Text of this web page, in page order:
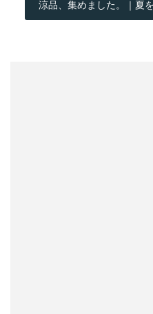
涼品、集めました。｜夏